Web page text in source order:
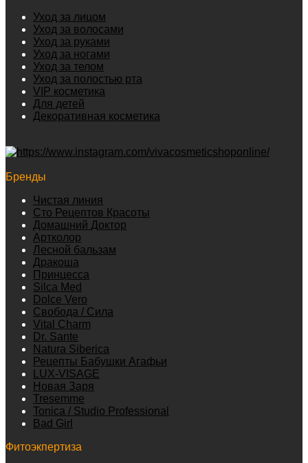
Уход за лицом
Уход за волосами
Уход за руками
Уход за ногами
Уход за телом
Уход за полостью рта
VIP косметика
Для детей
Декоративная косметика
Бренды
Чистая линия
Сто Рецептов Красоты
Домашний Доктор
Артколор
Лесной бальзам
Дракоша
Принцесса
Silca Med
Dolce Vero
Свобода / Сила
Vital Charm
Dr. Sante
Natura Siberica
Рецепты Бабушки Агафьи
LUX-VISAGE
Новая Заря
Tresemme
Tonica / Studio Professional
Bad Girl
Фитоэкпертиза